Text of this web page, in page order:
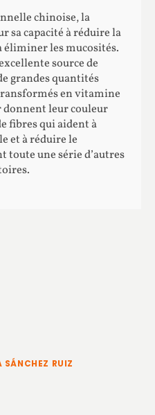
chinoise, la
sa capacité à réduire la
éliminer les mucosités.
source de
grandes quantités
en vitamine
donnent leur couleur
fibres qui aident à
et à réduire le
une série d’autres
SÁNCHEZ RUIZ